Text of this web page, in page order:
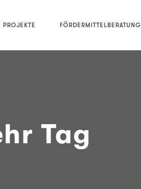
PROJEKTE FÖRDERMITTELBERATUNG
Tag